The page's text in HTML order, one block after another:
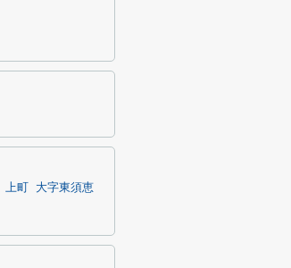
上町
大字東須恵